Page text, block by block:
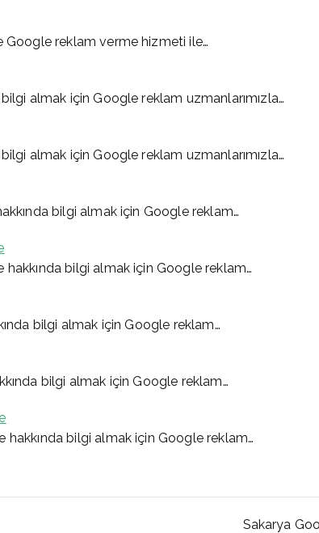
Google reklam verme hizmeti ile…
almak için Google reklam uzmanlarımızla…
almak için Google reklam uzmanlarımızla…
bilgi almak için Google reklam…
bilgi almak için Google reklam…
bilgi almak için Google reklam…
bilgi almak için Google reklam…
bilgi almak için Google reklam…
Sakarya